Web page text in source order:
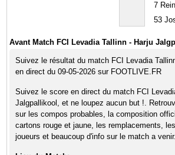
7
53
Avant Match FCI Levadia Tallinn - Harju
Suivez le résultat du match FCI Levadia
en direct du 09-05-2026 sur FOOTLIVE.FR
Suivez le score en direct du match FCI
Jalgpallikool, et ne loupez aucun but !.
sur les compos probables, la composition
cartons rouge et jaune, les remplacements,
joueurs et beaucoup d'info sur le match a venir.